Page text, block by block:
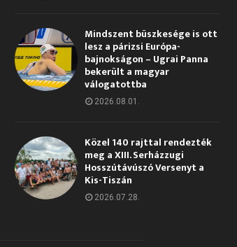
Mindszent büszkesége is ott
lesz a párizsi Európa-
bajnokságon – Ugrai Panna
bekerült a magyar
válogatottba
2026.08.01.
Közel 140 rajttal rendezték
meg a XIII. Serházzugi
Hosszútávúszó Versenyt a
Kis-Tiszán
2026.07.28.